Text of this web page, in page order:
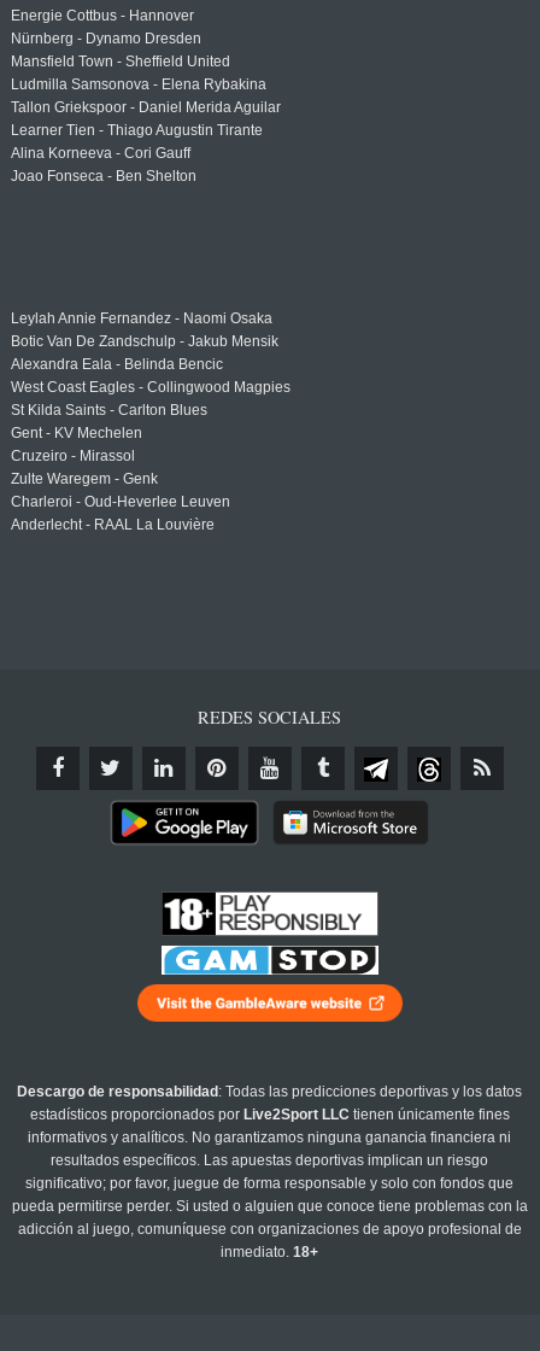
Energie Cottbus - Hannover
Nürnberg - Dynamo Dresden
Mansfield Town - Sheffield United
Ludmilla Samsonova - Elena Rybakina
Tallon Griekspoor - Daniel Merida Aguilar
Learner Tien - Thiago Augustin Tirante
Alina Korneeva - Cori Gauff
Joao Fonseca - Ben Shelton
Leylah Annie Fernandez - Naomi Osaka
Botic Van De Zandschulp - Jakub Mensik
Alexandra Eala - Belinda Bencic
West Coast Eagles - Collingwood Magpies
St Kilda Saints - Carlton Blues
Gent - KV Mechelen
Cruzeiro - Mirassol
Zulte Waregem - Genk
Charleroi - Oud-Heverlee Leuven
Anderlecht - RAAL La Louvière
REDES SOCIALES
Descargo de responsabilidad : Todas las predicciones deportivas y los datos
estadísticos proporcionados por Live2Sport LLC tienen únicamente fines
informativos y analíticos. No garantizamos ninguna ganancia financiera ni
resultados específicos. Las apuestas deportivas implican un riesgo
significativo; por favor, juegue de forma responsable y solo con fondos que
pueda permitirse perder. Si usted o alguien que conoce tiene problemas con la
adicción al juego, comuníquese con organizaciones de apoyo profesional de
inmediato.18+